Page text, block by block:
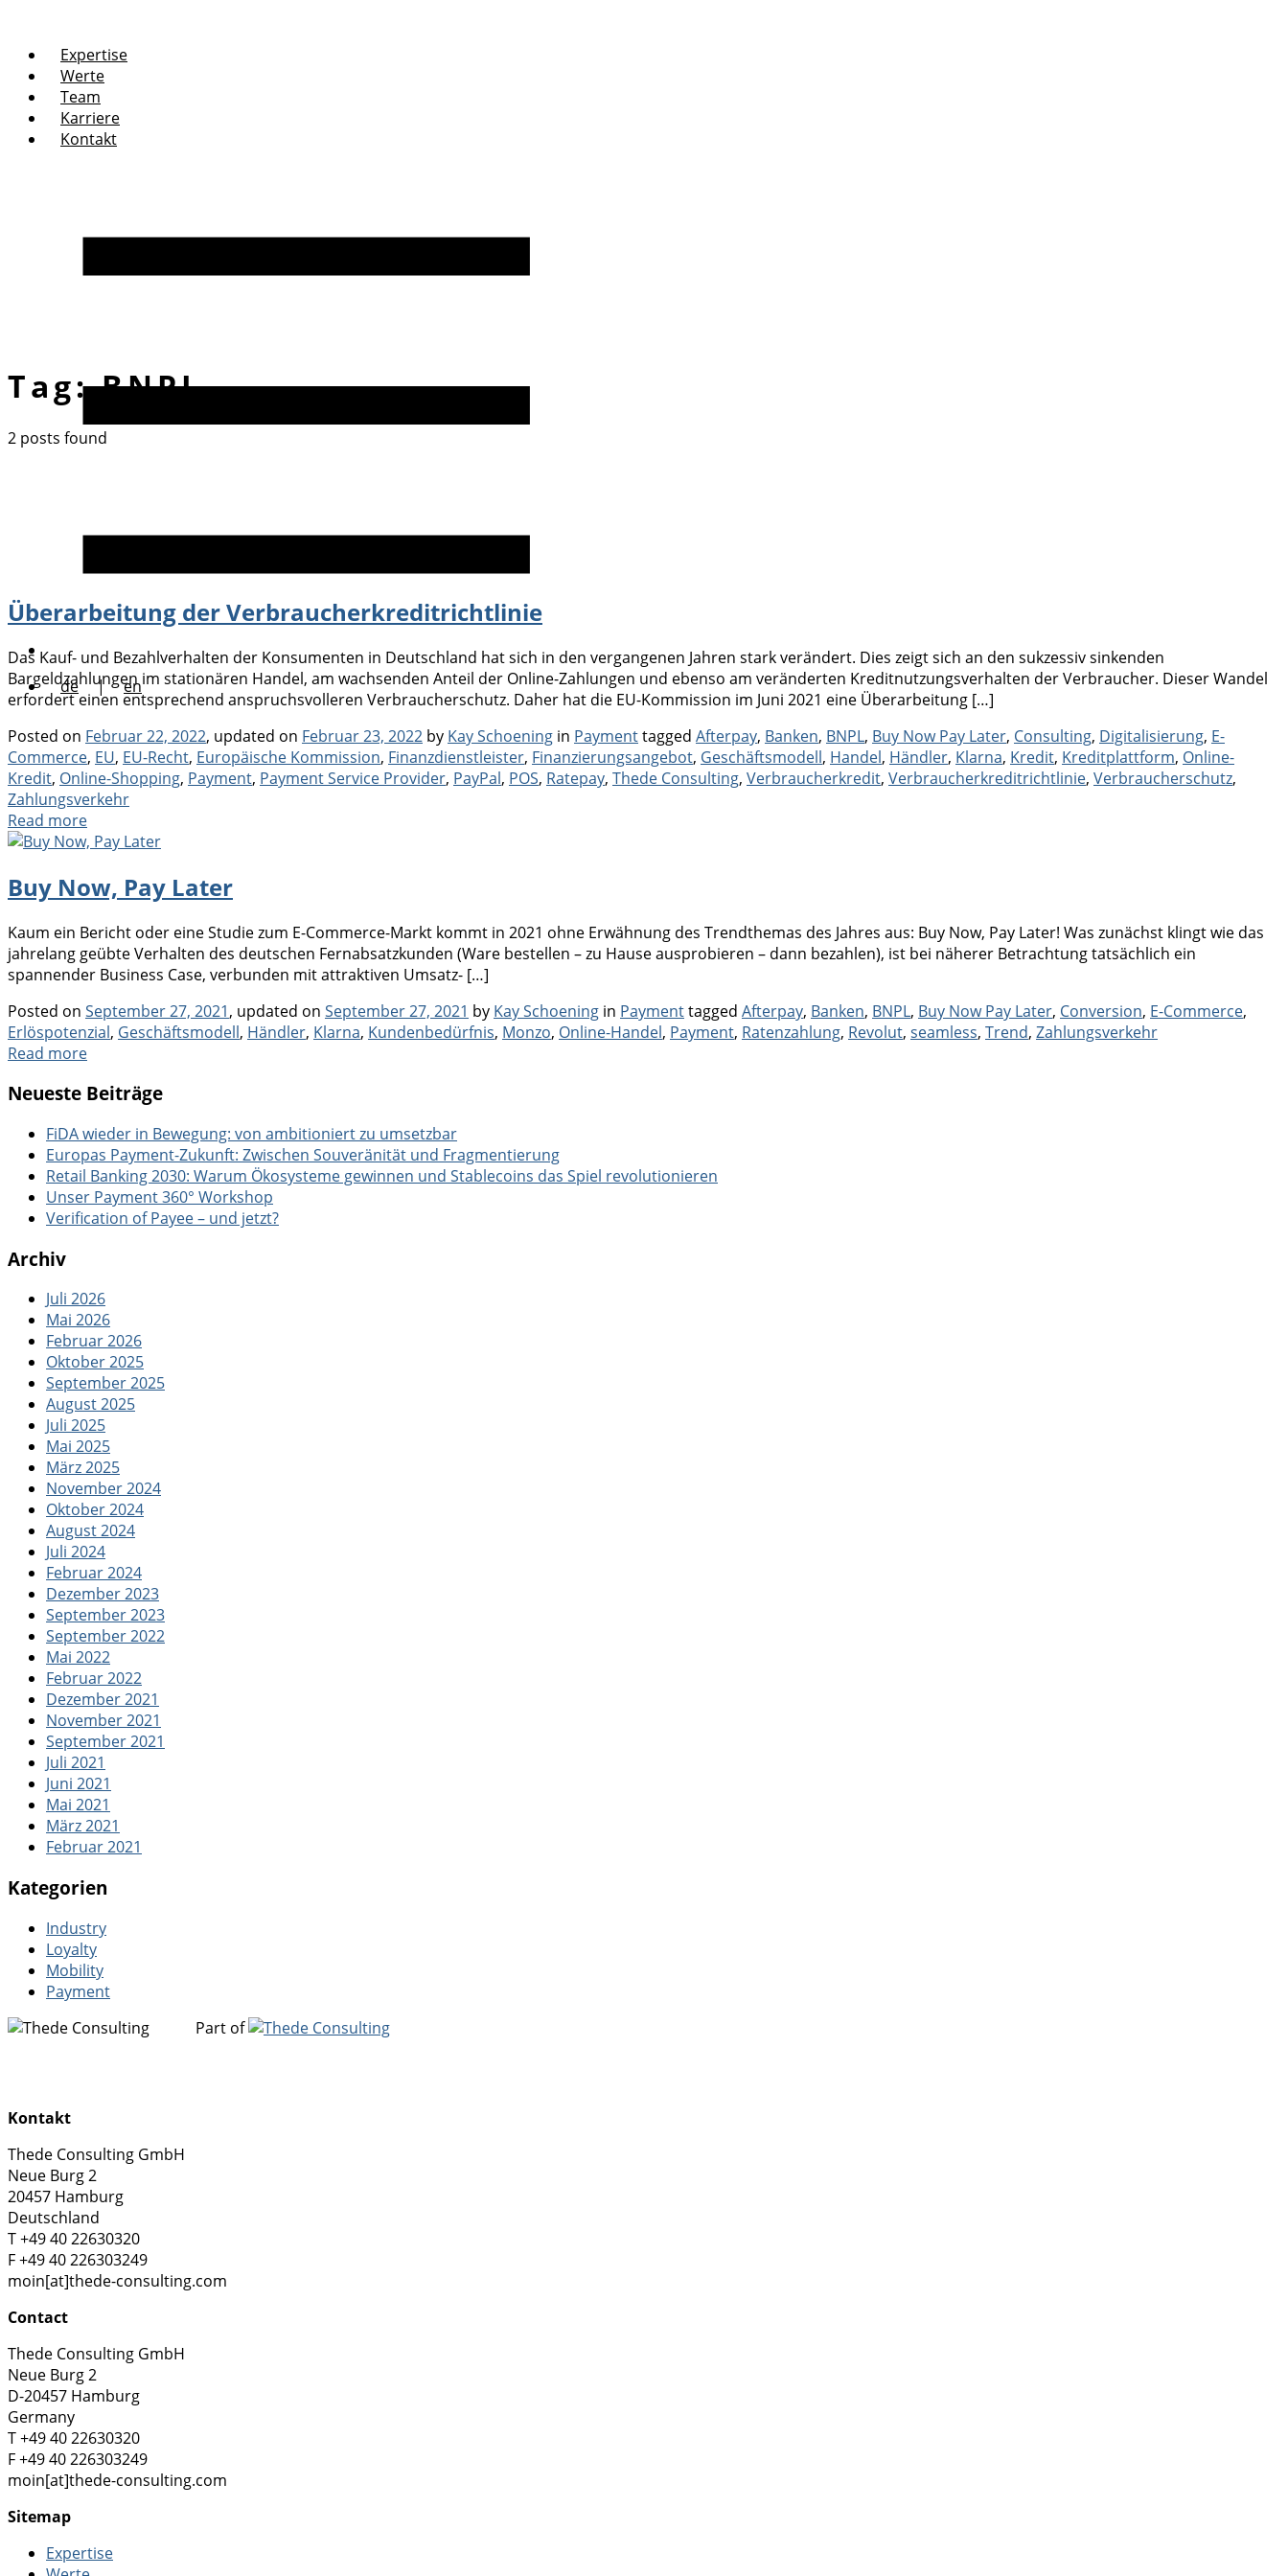
Expertise
Werte
Team
Karriere
Kontakt
de | en
Tag:BNPL
2 posts found
Überarbeitung der Verbraucherkreditrichtlinie
Das Kauf- und Bezahlverhalten der Konsumenten in Deutschland hat sich in den vergangenen Jahren stark verändert. Dies zeigt sich an den sukzessiv sinkenden
Bargeldzahlungen im stationären Handel, am wachsenden Anteil der Online-Zahlungen und ebenso am veränderten Kreditnutzungsverhalten der Verbraucher. Dieser Wandel
erfordert einen entsprechend anspruchsvolleren Verbraucherschutz. Daher hat die EU-Kommission im Juni 2021 eine Überarbeitung […]
Posted on Februar 22, 2022, updated on Februar 23, 2022 by Kay Schoening in Categories
Paymenttagged Tags
Afterpay, Banken, BNPL, Buy Now Pay Later, Consulting, Digitalisierung, E-
Commerce, EU, EU-Recht, Europäische Kommission, Finanzdienstleister, Finanzierungsangebot, Geschäftsmodell, Handel, Händler, Klarna, Kredit, Kreditplattform, Online-
Kredit, Online-Shopping, Payment, Payment Service Provider, PayPal, POS, Ratepay, Thede Consulting, Verbraucherkredit, Verbraucherkreditrichtlinie, Verbraucherschutz,
Zahlungsverkehr
Read more
Buy Now, Pay Later
Kaum ein Bericht oder eine Studie zum E-Commerce-Markt kommt in 2021 ohne Erwähnung des Trendthemas des Jahres aus: Buy Now, Pay Later! Was zunächst klingt wie das
jahrelang geübte Verhalten des deutschen Fernabsatzkunden (Ware bestellen – zu Hause ausprobieren – dann bezahlen), ist bei näherer Betrachtung tatsächlich ein
spannender Business Case, verbunden mit attraktiven Umsatz- […]
Posted on September 27, 2021, updated on September 27, 2021 by Kay Schoening in Categories
Paymenttagged Tags
Afterpay, Banken, BNPL, Buy Now Pay Later, Conversion, E-Commerce,
Erlöspotenzial, Geschäftsmodell, Händler, Klarna, Kundenbedürfnis, Monzo, Online-Handel, Payment, Ratenzahlung, Revolut, seamless, Trend, Zahlungsverkehr
Read more
Neueste Beiträge
FiDA wieder in Bewegung: von ambitioniert zu umsetzbar
Europas Payment-Zukunft: Zwischen Souveränität und Fragmentierung
Retail Banking 2030: Warum Ökosysteme gewinnen und Stablecoins das Spiel revolutionieren
Unser Payment 360° Workshop
Verification of Payee – und jetzt?
Archiv
Juli 2026
Mai 2026
Februar 2026
Oktober 2025
September 2025
August 2025
Juli 2025
Mai 2025
März 2025
November 2024
Oktober 2024
August 2024
Juli 2024
Februar 2024
Dezember 2023
September 2023
September 2022
Mai 2022
Februar 2022
Dezember 2021
November 2021
September 2021
Juli 2021
Juni 2021
Mai 2021
März 2021
Februar 2021
Kategorien
Industry
Loyalty
Mobility
Payment
Part of
Kontakt
Thede Consulting GmbH
Neue Burg 2
20457 Hamburg
Deutschland
T +49 40 22630320
F +49 40 226303249
moin[at]thede-consulting.com
Contact
Thede Consulting GmbH
Neue Burg 2
D-20457 Hamburg
Germany
T +49 40 22630320
F +49 40 226303249
moin[at]thede-consulting.com
Sitemap
Expertise